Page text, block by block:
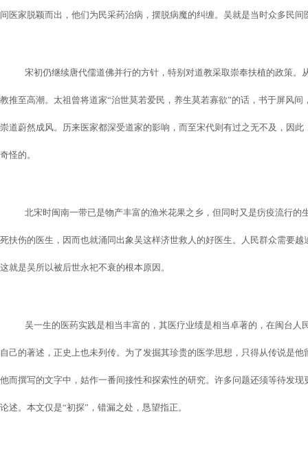
间医家脱颖而出，他们为民采药治病，摆脱病魔的纠缠。吴就是当时众多民
宋初仍继续唐代儒道佛并行的方针，特别对道教采取崇奉扶植的政策。
教推至高潮。太祖曾将道家“治世莫若爱民，养生莫若寡欲”的话，书于屏风
崇道蔚然成风。历来医家都深受道家的影响，而至宋代则有过之无不及，因
奇怪的。
北宋时闽南一带已是物产丰富的渔米花果之乡，但同时又是疠疫流行的
死扶伤的医生，因而也就涌同出象吴这样济世救人的好医生。人民群众需要
这就是吴所以被后世永祀不衰的根本原因。
吴一生的医药实践是相当丰富的，其医疗业绩是相当卓著的，在闽台人
自己的著述，正史上也未列传。为了发掘其珍贵的医学思想，只得从传说是
他而撰写的文字中，姑作一番间接性和探索性的研究。许多问题还须等待发
论述。本文仅是“初探”，错漏之处，恳望指正。